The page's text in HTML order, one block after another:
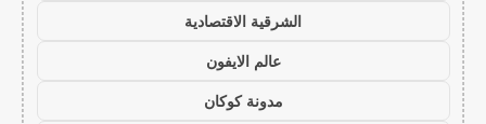
الشرقية الاقتصادية
عالم الايفون
مدونة كوكان